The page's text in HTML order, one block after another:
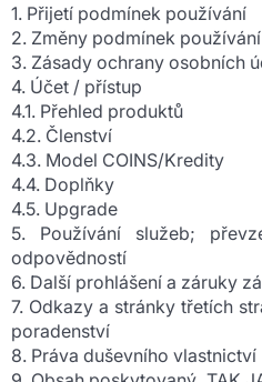
1. Přijetí podmínek používání
2. Změny podmínek
3. Zásady ochrany osobních
4. Účet / přístup
4.1. Přehled produktů
4.2. Členství
4.3. Model COINS/Kredity
4.4. Doplňky
4.5. Upgrade
5. Používání služeb;
odpovědností
6. Další prohlášení a záruky
7. Odkazy a stránky třetích
poradenství
8. Práva duševního vlastnictví